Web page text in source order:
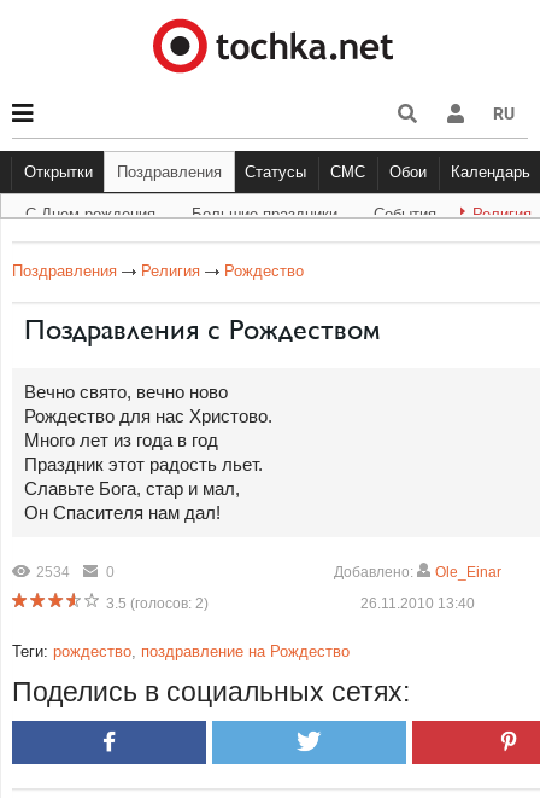
RU
Открытки
С Днем рождения Большие праздники События
Поздравления Статусы
Другое Прикольные Грустные
СМС
С Днём Рождения
Обои
Музыка
Календарь
С Днем рождения Большие праздники Cобытия Религия
Поздравления Религия Рождество
Поздравления с Рождеством
Вечно свято, вечно ново
Рождество для нас Христово.
Много лет из года в год
Праздник этот радость льет.
Славьте Бога, стар и мал,
Он Спасителя нам дал!
2534
0
3.5 (голосов: 2)
Добавлено:
Ole_Einar
26.11.2010 13:40
Теги: рождество, поздравление на Рождество
Поделись в социальных сетях: